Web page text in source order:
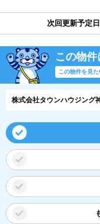
次回更新予定
この物
この物件を見
株式会社タウンハウジング